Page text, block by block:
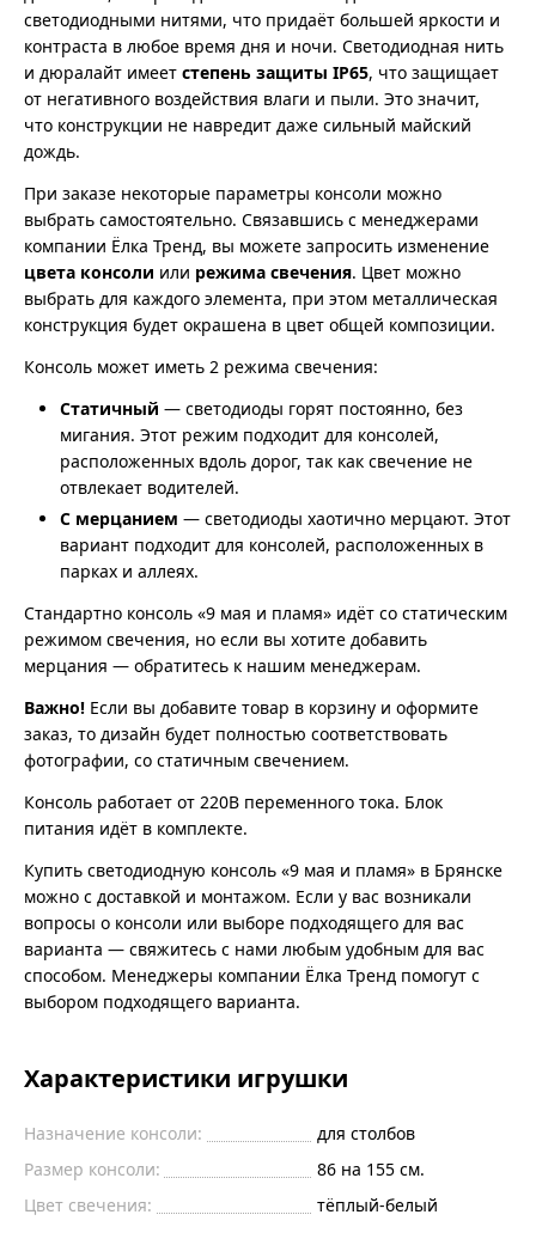
светодиодными нитями, что придаёт большей яркости и
контраста в любое время дня и ночи. Светодиодная нить
и дюралайт имеет степень защиты IP65, что защищает
от негативного воздействия влаги и пыли. Это значит,
что конструкции не навредит даже сильный майский
дождь.
При заказе некоторые параметры консоли можно
выбрать самостоятельно. Связавшись с менеджерами
компании Ёлка Тренд, вы можете запросить изменение
цвета консоли или режима свечения. Цвет можно
выбрать для каждого элемента, при этом металлическая
конструкция будет окрашена в цвет общей композиции.
Консоль может иметь 2 режима свечения:
Статичный — светодиоды горят постоянно, без
мигания. Этот режим подходит для консолей,
расположенных вдоль дорог, так как свечение не
отвлекает водителей.
С мерцанием — светодиоды хаотично мерцают. Этот
вариант подходит для консолей, расположенных в
парках и аллеях.
Стандартно консоль «9 мая и пламя» идёт со статическим
режимом свечения, но если вы хотите добавить
мерцания — обратитесь к нашим менеджерам.
Важно! Если вы добавите товар в корзину и оформите
заказ, то дизайн будет полностью соответствовать
фотографии, со статичным свечением.
Консоль работает от 220В переменного тока. Блок
питания идёт в комплекте.
Купить светодиодную консоль «9 мая и пламя» в Брянске
можно с доставкой и монтажом. Если у вас возникали
вопросы о консоли или выборе подходящего для вас
варианта — свяжитесь с нами любым удобным для вас
способом. Менеджеры компании Ёлка Тренд помогут с
выбором подходящего варианта.
Характеристики игрушки
Назначение консоли:
для столбов
Размер консоли:
86 на 155 см.
Цвет свечения:
тёплый-белый